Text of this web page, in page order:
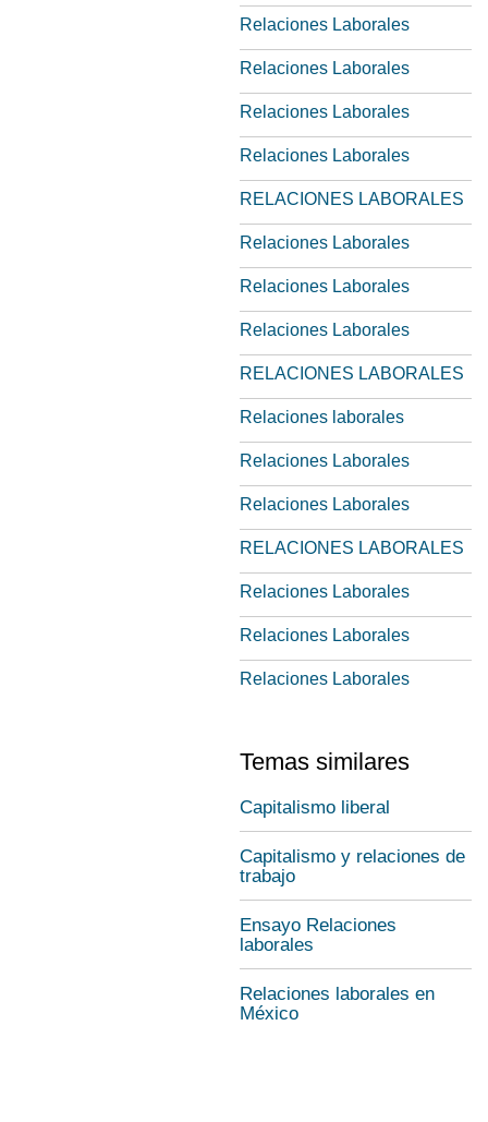
Relaciones Laborales
Relaciones Laborales
Relaciones Laborales
Relaciones Laborales
RELACIONES LABORALES
Relaciones Laborales
Relaciones Laborales
Relaciones Laborales
RELACIONES LABORALES
Relaciones laborales
Relaciones Laborales
Relaciones Laborales
RELACIONES LABORALES
Relaciones Laborales
Relaciones Laborales
Relaciones Laborales
Temas similares
Capitalismo liberal
Capitalismo y relaciones de
trabajo
Ensayo Relaciones
laborales
Relaciones laborales en
México